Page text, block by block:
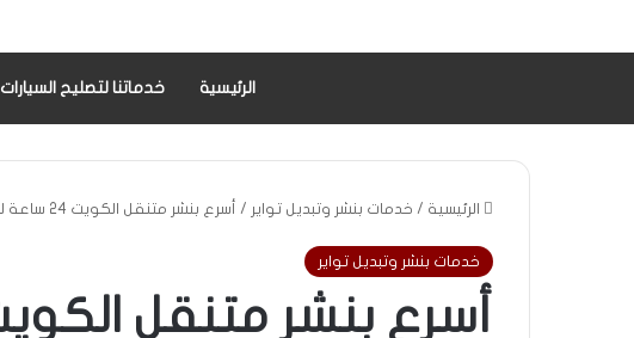
الرئيسية خدماتنا لتصليح السيارات
الرئيسية / خدمات بنشر وتبديل تواير / أسرع بنشر متنقل الكويت 24 ساعة لكافة المناطق 56656632
خدمات بنشر وتبديل تواير